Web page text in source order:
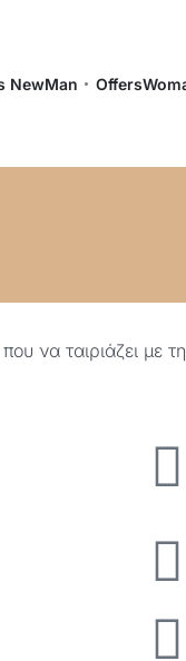
NewMan Offers
να ταιριάζει με